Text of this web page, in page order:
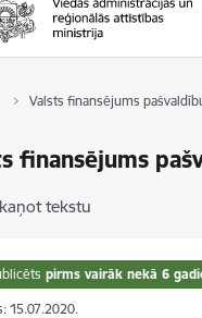
Valsts finansējums
finansējums
tekstu
pirms vairāk nekā 6
15.07.2020.